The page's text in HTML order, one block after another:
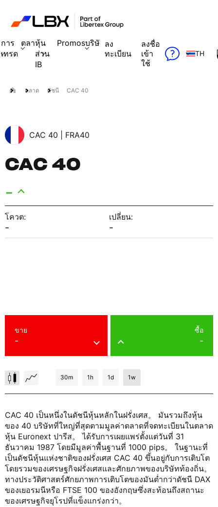
การ
เทรด
ตลาดหุ้น
ส่วน
IB
Promosบริษัท ลง
ทะเบียน
ลงชื่อ
เข้า
ใช้
TH
ตลาด ดัชนี CAC 40
CAC 40 | FRA40
CAC 40
-
โควต:
-
เปลี่ยน:
-
-
ขาย
-
ซื้อ
30m 1h 1d 1w
CAC 40 เป็นหนึ่งในดัชนีหุ้นหลักในฝรั่งเศส。 มันรวมถึงหุ้น
ของ 40 บริษัทที่ใหญ่ที่สุดตามมูลค่าตลาดที่จดทะเบียนในตลาด
หุ้น Euronext ปารีส。 ได้รับการเผยแพร่ตั้งแต่วันที่ 31
ธันวาคม 1987 โดยมีมูลค่าพื้นฐานที่ 1000 pips。 ในฐานะที่
เป็นดัชนีหุ้นแห่งชาติของฝรั่งเศส CAC 40 ขึ้นอยู่กับการเติบโต
โดยรวมของเศรษฐกิจฝรั่งเศสและศักยภาพของบริษัทท้องถิ่น。
ทางประวัติศาสตร์ศักยภาพการเติบโตของมันต่ำกว่าดัชนี DAX
ของเยอรมนีหรือ FTSE 100 ของอังกฤษซึ่งสะท้อนถึงสถานะ
ของเศรษฐกิจยุโรปที่แข็งแกร่งกว่า。